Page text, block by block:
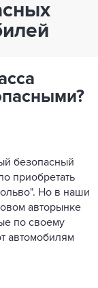
безопасный
приобретать
Но в наши
авторынке
по своему
автомобилям